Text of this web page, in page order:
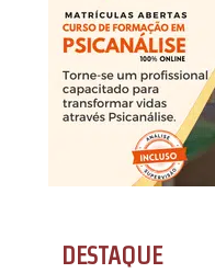
DESTAQUE